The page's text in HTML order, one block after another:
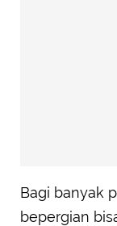
Bagi banyak
bepergian